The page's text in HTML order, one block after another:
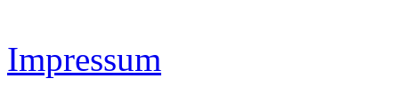
Impressum